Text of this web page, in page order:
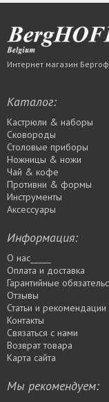
Интернет магазин
Каталог:
Кастрюли & наборы
Сковороды
Столовые приборы
Ножницы & ножи
Чай & кофе
Противни & формы
Инструменты
Аксессуары
Информация:
О нас_____
Оплата и доставка
Гарантийные
Отзывы
Статьи и рекомендации
Контакты
Связаться с нами
Возврат товара
Карта сайта
Мы рекомендуем: